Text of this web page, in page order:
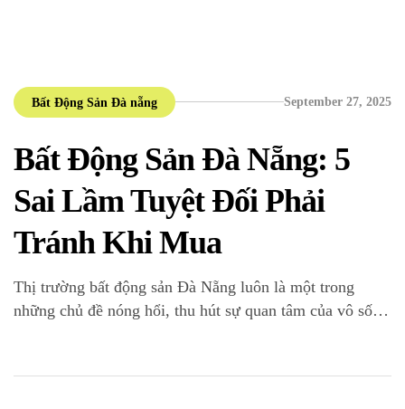
Bất Động Sản Đà nẵng September 27, 2025
Bất Động Sản Đà Nẵng: 5
Sai Lầm Tuyệt Đối Phải
Tránh Khi Mua
Thị trường bất động sản Đà Nẵng luôn là một trong
những chủ đề nóng hổi, thu hút sự quan tâm của vô số
tiềm năng tăng giá trị […]